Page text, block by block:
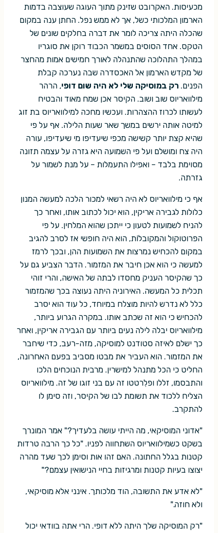
מכעיסות. האקרובט שזינק מתוך העוגה שעוצבה בדמות
הארמון המלכותי כשל, אך לא ממש נפל. החתן ענה במקום
שהכלה היתה צריכה לומר את דברה בחלקים שונים של
הטקס. אחד הסוסים במשמר הכבוד רוקן את סוגריו
במהלך התהלוכה שהתנהלה לאורך חמישים אמות מהחצר
של מקדש הארמון אל האכסדרה שבה נערכה קבלת
הפנים. רק במוסיקה שלי לא היה שום דופי, הרהר
מילוואריוס שוב ושוב. הקיסר אכן שמח מאוד והבטיח
לעשותו לכרוז ההצהרות. ועכשיו מחכה למילוואריוס בת זוג
למיטה אותה ירשים במשך שאר שעות הלילה. אף על פי
שהיא קצת יותר קשישה מכפי שיעדיפו מי שיעדיפו, עורה
היה צח ומושלם ועל פי השמועה היא גזרה על עצמה תזונה
מסוימת בלבד – ואפילו התעמלות – על מנת לשמור על
גזרתה.
אף כי מילוואריוס לא היה רשאי למכור הלכה למעשה המנון
כלולות לגבירה אריקין, הוא יכול לכתוב אותו, ואחר כך
להניח לשמועות לטעון כי ייתכן שהוא המלחין. על פי
הפרוטוקול והמקובלוֹת, הוא היה חופשי אז לסרב להגיב
במקום להכחיש נמרצות את השמועות ההן, ובכך לרמז
למעשה כי הוא אכן חיבר את המזמור. הדבר הצביע גם על
כך שהקיסר העניק מחסדו לבתה של האישה, והרי זוהי
תכלית כל המעשה. האירוניה היתה נעוצה בכך שהמזמור
כלל לא נדרש להיות מוצלח במיוחד, כל עוד הוא יסרב
להכחיש כי הוא זה שכתב אותו. במקרה הגרוע ביותר,
מילוואריוס יבלה לילה נעים ביותר עם הגבירה אריקין, ואחר
כך ישלם לאיזה סטודנט למוסיקה, מזה-רעב, כדי שיחבר
את המזמור. הוא העביר את מבטו מסביב בפעם האחרונה,
החליט כי הכל מתנהל למישרין. מרבית הנוכחים הלכו
והתבסמו, זללו ופלִרטטו זה עם בני זוגו של זה. מילוואריוס
הצליח ללכוד את תשומת לבו של הקיסר, וזה סימן לו
להתקרב.
"אדוני המוסיקאי, מה הייתי עושה בלעדיך?" אמר המונרך
בשקט כשמילוואריוס השתחווה לפניו. "כל כך הרבה טרדות
קטנות בגלל החתונה. האם זהו אות וסימן לכך שעד מהרה
יצוצו בעיות קטנות ומרגיזות בחיי הנישואין עצמם?"
"לא אדע את התשובה, הוד מלכותך. אינני אלא מוסיקאי,
ולא חוזה."
"רק המוסיקה שלך היתה ללא דופי. הרי אתה בוודאי יכול